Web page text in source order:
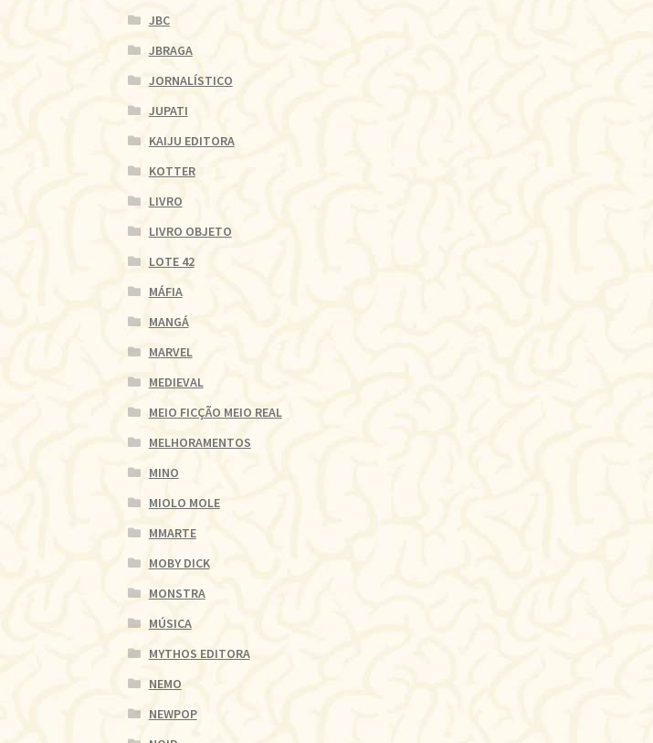
JBC
JBRAGA
JORNALÍSTICO
JUPATI
KAIJU EDITORA
KOTTER
LIVRO
LIVRO OBJETO
LOTE 42
MÁFIA
MANGÁ
MARVEL
MEDIEVAL
MEIO FICÇÃO MEIO REAL
MELHORAMENTOS
MINO
MIOLO MOLE
MMARTE
MOBY DICK
MONSTRA
MÚSICA
MYTHOS EDITORA
NEMO
NEWPOP